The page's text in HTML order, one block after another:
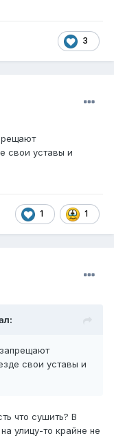
3
свои уставы и
1 1
свои уставы и
что сушить? В
улицу-то крайне не